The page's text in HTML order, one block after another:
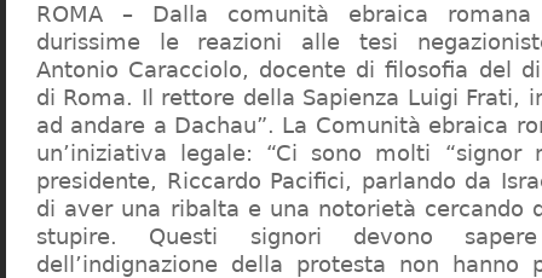
ROMA – Dalla comunità ebraica
durissime le reazioni alle tesi
Antonio Caracciolo, docente di filosofia del
di Roma. Il rettore della Sapienza Luigi Frati,
ad andare a Dachau”. La Comunità ebraica
un’iniziativa legale: “Ci sono molti “signor
presidente, Riccardo Pacifici, parlando da
di aver una ribalta e una notorietà cercando
stupire. Questi signori devono
dell’indignazione della protesta non hanno